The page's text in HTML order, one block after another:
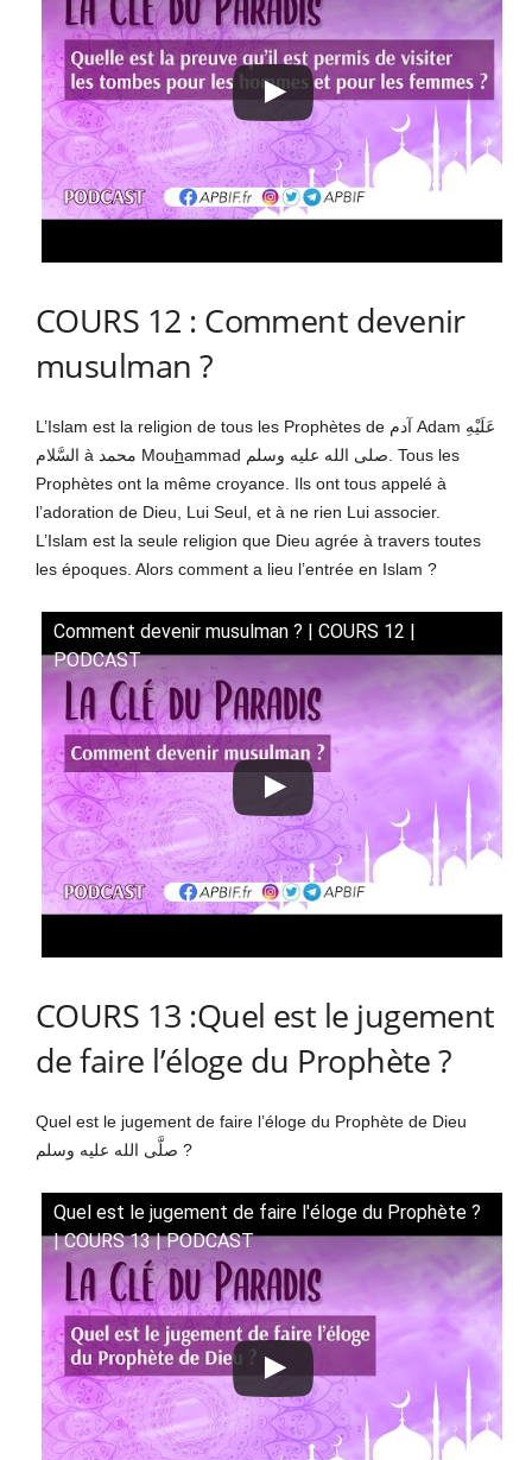
COURS 12 : Comment devenir
musulman ?
L’Islam est la religion de tous les Prophètes de آدم Adam عَلَيْهِ
السَّلام à محمد Mouhammad صلى الله عليه وسلم. Tous les
Prophètes ont la même croyance. Ils ont tous appelé à
l’adoration de Dieu, Lui Seul, et à ne rien Lui associer.
L’Islam est la seule religion que Dieu agrée à travers toutes
les époques. Alors comment a lieu l’entrée en Islam ?
Comment devenir musulman ? | COURS 12 |
PODCAST
COURS 13 :Quel est le jugement
de faire l’éloge du Prophète ?
Quel est le jugement de faire l’éloge du Prophète de Dieu
صلَّى الله عليه وسلم ?
Quel est le jugement de faire l'éloge du Prophète ?
| COURS 13 | PODCAST